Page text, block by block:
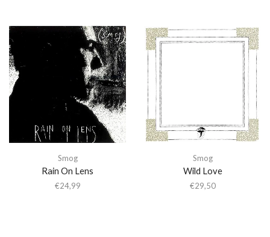
Smog
Rain On Lens
€24,99
Smog
Wild Love
€29,50